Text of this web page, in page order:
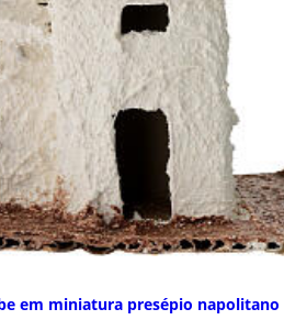
em miniatura presépio napolitano